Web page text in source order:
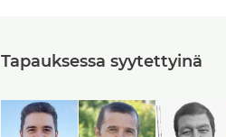
Tapauksessa syytettyinä